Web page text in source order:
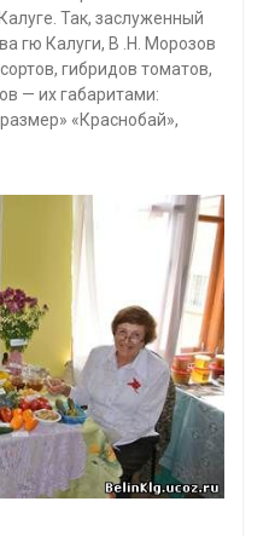
Так, заслуженный
гю Калуги, В .Н. Морозов
гибридов томатов,
— их габаритами:
«Краснобай»,